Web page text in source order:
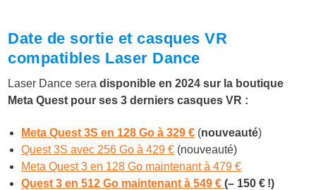
Date de sortie et casques VR
compatibles Laser Dance
Laser Dance seradisponible en 2024 sur la boutique
Meta Quest pour ses 3 derniers casques VR :
Meta Quest 3S en 128 Go à 329 € (nouveauté)
Quest 3S avec 256 Go à 429 € (nouveauté)
Meta Quest 3 en 128 Go maintenant à 479 €
Quest 3 en 512 Go maintenant à 549 €(– 150 € !)